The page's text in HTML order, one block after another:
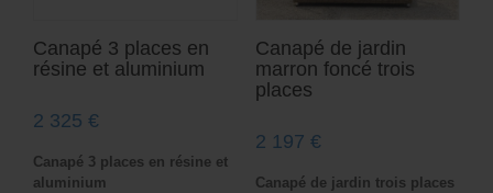
Canapé 3 places en
résine et aluminium
2 325 €
Canapé 3 places en résine et
aluminium
Canapé de jardin
marron foncé trois
places
2 197 €
Canapé de jardin trois places